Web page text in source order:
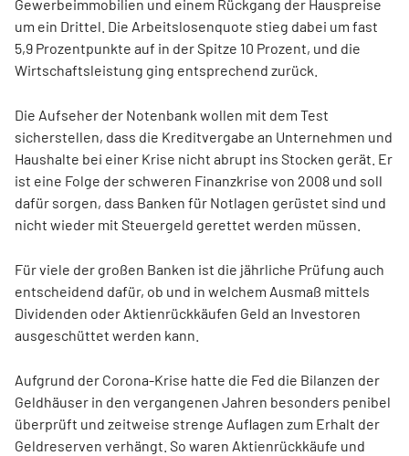
Gewerbeimmobilien und einem Rückgang der Hauspreise
um ein Drittel. Die Arbeitslosenquote stieg dabei um fast
5,9 Prozentpunkte auf in der Spitze 10 Prozent, und die
Wirtschaftsleistung ging entsprechend zurück.
Die Aufseher der Notenbank wollen mit dem Test
sicherstellen, dass die Kreditvergabe an Unternehmen und
Haushalte bei einer Krise nicht abrupt ins Stocken gerät. Er
ist eine Folge der schweren Finanzkrise von 2008 und soll
dafür sorgen, dass Banken für Notlagen gerüstet sind und
nicht wieder mit Steuergeld gerettet werden müssen.
Für viele der großen Banken ist die jährliche Prüfung auch
entscheidend dafür, ob und in welchem Ausmaß mittels
Dividenden oder Aktienrückkäufen Geld an Investoren
ausgeschüttet werden kann.
Aufgrund der Corona-Krise hatte die Fed die Bilanzen der
Geldhäuser in den vergangenen Jahren besonders penibel
überprüft und zeitweise strenge Auflagen zum Erhalt der
Geldreserven verhängt. So waren Aktienrückkäufe und